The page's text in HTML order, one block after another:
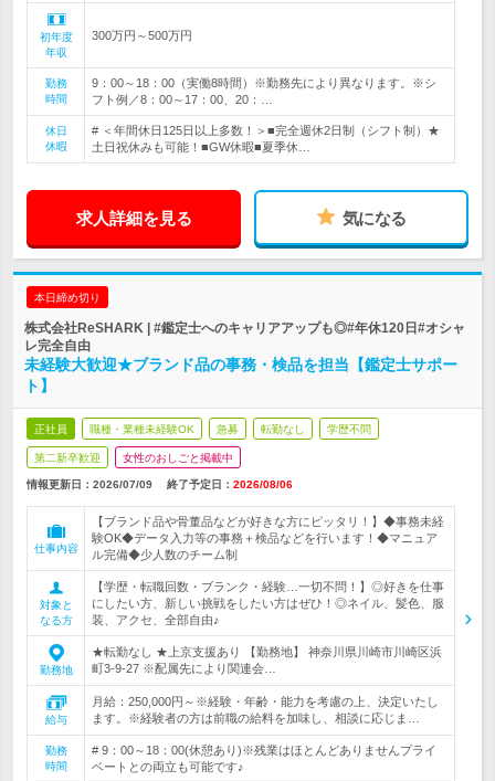
初年度
年収
300万円～500万円
勤務
時間
9：00～18：00（実働8時間）※勤務先により異なります。※シ
フト例／8：00～17：00、20：…
休日
休暇
# ＜年間休日125日以上多数！＞■完全週休2日制（シフト制）★
土日祝休みも可能！■GW休暇■夏季休…
求人詳細を見る 気になる
本日締め切り
株式会社ReSHARK | #鑑定士へのキャリアアップも◎#年休120日#オシャ
レ完全自由
未経験大歓迎★ブランド品の事務・検品を担当【鑑定士サポー
ト】
正社員 職種・業種未経験OK 急募 転勤なし 学歴不問
第二新卒歓迎 女性のおしごと掲載中
情報更新日：2026/07/09 終了予定日： 2026/08/06
仕事内容
【ブランド品や骨董品などが好きな方にピッタリ！】◆事務未経
験OK◆データ入力等の事務＋検品などを行います！◆マニュア
ル完備◆少人数のチーム制
対象と
なる方
【学歴・転職回数・ブランク・経験…一切不問！】◎好きを仕事
にしたい方、新しい挑戦をしたい方はぜひ！◎ネイル、髪色、服
装、アクセ、全部自由♪
勤務地
★転勤なし ★上京支援あり 【勤務地】 神奈川県川崎市川崎区浜
町3-9-27 ※配属先により関連会…
給与
月給：250,000円～※経験・年齢・能力を考慮の上、決定いたし
ます。※経験者の方は前職の給料を加味し、相談に応じま…
勤務
時間
# 9：00～18：00(休憩あり)※残業はほとんどありませんプライ
ベートとの両立も可能です♪